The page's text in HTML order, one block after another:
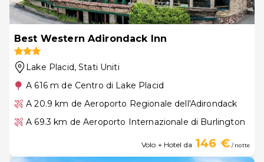
Best Western Adirondack Inn
Lake Placid, Stati Uniti
A 616 m de Centro di Lake Placid
A 20.9 km de Aeroporto Regionale dell'Adirondack
A 69.3 km de Aeroporto Internazionale di Burlington
Volo + Hotel da 146 €/ notte